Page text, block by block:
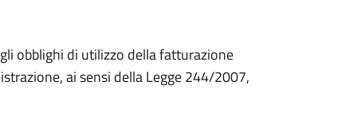
obblighi di utilizzo della fatturazione
ai sensi della Legge 244/2007,